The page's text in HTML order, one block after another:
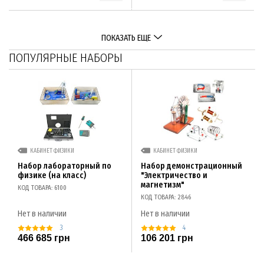
ПОКАЗАТЬ ЕЩЕ
ПОПУЛЯРНЫЕ НАБОРЫ
КАБИНЕТ ФИЗИКИ
Набор лабораторный по
физике (на класс)
КОД ТОВАРА: 6100
Нет в наличии
3
466 685 грн
КАБИНЕТ ФИЗИКИ
Набор демонстрационный
"Электричество и
магнетизм"
КОД ТОВАРА: 2846
Нет в наличии
4
106 201 грн